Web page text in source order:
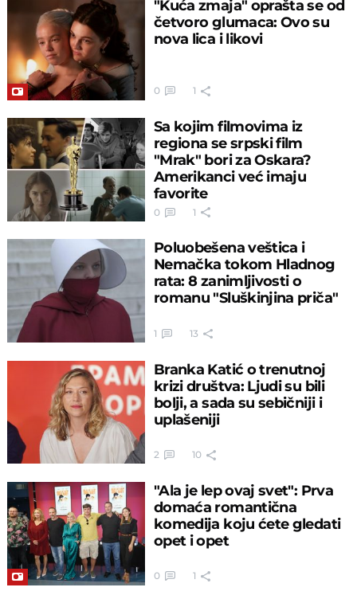
"Kuća zmaja" oprašta se od
četvoro glumaca: Ovo su
nova lica i likovi
0 1
Sa kojim filmovima iz
regiona se srpski film
"Mrak" bori za Oskara?
Amerikanci već imaju
favorite
0 1
Poluobešena veštica i
Nemačka tokom Hladnog
rata: 8 zanimljivosti o
romanu "Sluškinjina priča"
1 13
Branka Katić o trenutnoj
krizi društva: Ljudi su bili
bolji, a sada su sebičniji i
uplašeniji
2 10
"Ala je lep ovaj svet": Prva
domaća romantična
komedija koju ćete gledati
opet i opet
0 1